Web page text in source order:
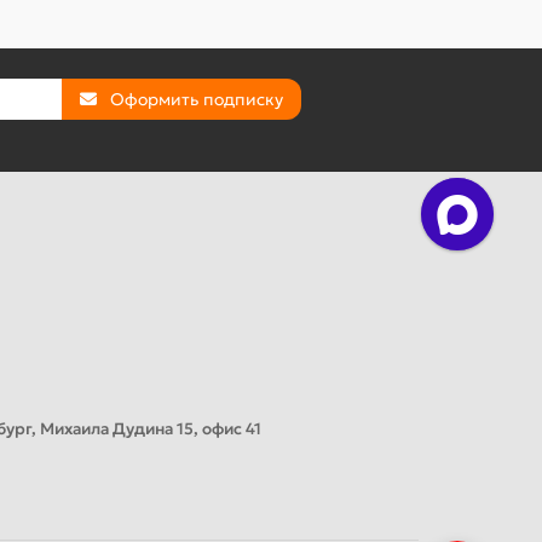
Оформить подписку
Михаила Дудина 15, офис 41